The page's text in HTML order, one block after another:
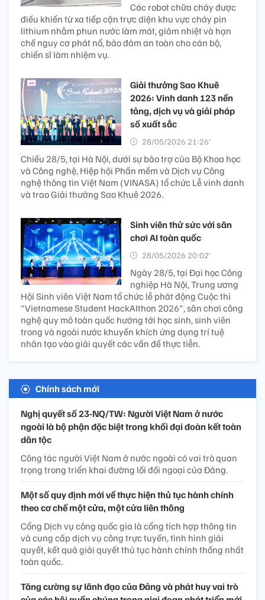
Các robot chữa cháy được
điều khiển từ xa tiếp cận trực diện khu vực cháy pin
lithium nhằm phun nước làm mát, giảm nhiệt và hạn
chế nguy cơ phát nổ, bảo đảm an toàn cho cán bộ,
chiến sĩ làm nhiệm vụ.
Giải thưởng Sao Khuê
2026: Vinh danh 123 nền
tảng, dịch vụ và giải pháp
số xuất sắc
28/05/2026 21:26’
Chiều 28/5, tại Hà Nội, dưới sự bảo trợ của Bộ Khoa học
và Công nghệ, Hiệp hội Phần mềm và Dịch vụ Công
nghệ thông tin Việt Nam (VINASA) tổ chức Lễ vinh danh
và trao Giải thưởng Sao Khuê 2026.
Sinh viên thử sức với sân
chơi AI toàn quốc
28/05/2026 20:02’
Ngày 28/5, tại Đại học Công
nghiệp Hà Nội, Trung ương
Hội Sinh viên Việt Nam tổ chức lễ phát động Cuộc thi
"Vietnamese Student HackAIthon 2026", sân chơi công
nghệ quy mô toàn quốc hướng tới học sinh, sinh viên
trong và ngoài nước khuyến khích ứng dụng trí tuệ
nhân tạo vào giải quyết các vấn đề thực tiễn.
Chính sách mới
Nghị quyết số 23-NQ/TW: Người Việt Nam ở nước
ngoài là bộ phận đặc biệt trong khối đại đoàn kết toàn
dân tộc
Công tác người Việt Nam ở nước ngoài có vai trò quan
trọng trong triển khai đường lối đối ngoại của Đảng.
Một số quy định mới về thực hiện thủ tục hành chính
theo cơ chế một cửa, một cửa liên thông
Cổng Dịch vụ công quốc gia là cổng tích hợp thông tin
và cung cấp dịch vụ công trực tuyến, tình hình giải
quyết, kết quả giải quyết thủ tục hành chính thống nhất
toàn quốc.
Tăng cường sự lãnh đạo của Đảng và phát huy vai trò